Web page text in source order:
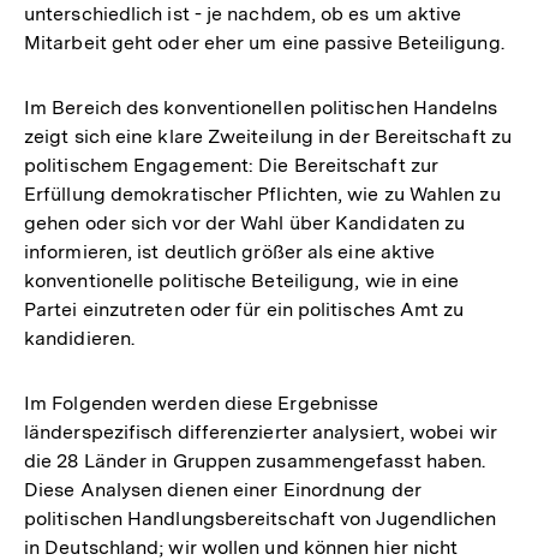
unterschiedlich ist - je nachdem, ob es um aktive
Mitarbeit geht oder eher um eine passive Beteiligung.
Im Bereich des konventionellen politischen Handelns
zeigt sich eine klare Zweiteilung in der Bereitschaft zu
politischem Engagement: Die Bereitschaft zur
Erfüllung demokratischer Pflichten, wie zu Wahlen zu
gehen oder sich vor der Wahl über Kandidaten zu
informieren, ist deutlich größer als eine aktive
konventionelle politische Beteiligung, wie in eine
Partei einzutreten oder für ein politisches Amt zu
kandidieren.
Im Folgenden werden diese Ergebnisse
länderspezifisch differenzierter analysiert, wobei wir
die 28 Länder in Gruppen zusammengefasst haben.
Diese Analysen dienen einer Einordnung der
politischen Handlungsbereitschaft von Jugendlichen
in Deutschland; wir wollen und können hier nicht